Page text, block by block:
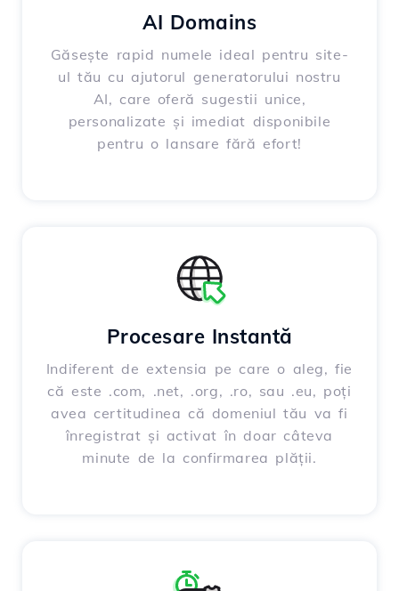
AI Domains
Găsește rapid numele ideal pentru site-
ul tău cu ajutorul generatorului nostru
AI, care oferă sugestii unice,
personalizate și imediat disponibile
pentru o lansare fără efort!
Procesare Instantă
Indiferent de extensia pe care o aleg, fie
că este .com, .net, .org, .ro, sau .eu, poți
avea certitudinea că domeniul tău va fi
înregistrat și activat în doar câteva
minute de la confirmarea plății.